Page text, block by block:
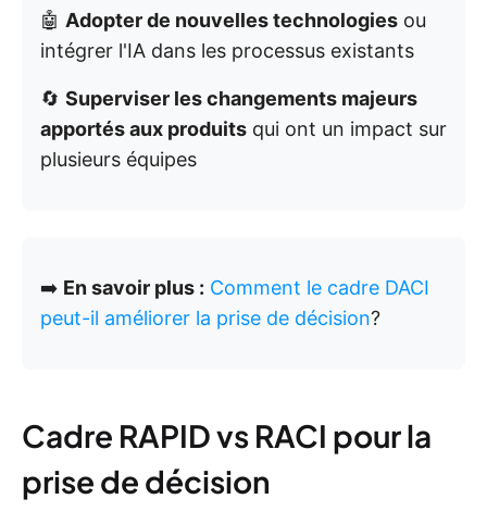
🤖 Adopter de nouvelles technologies ou
intégrer l'IA dans les processus existants
🔄 Superviser les changements majeurs
apportés aux produits qui ont un impact sur
plusieurs équipes
➡️ En savoir plus : Comment le cadre DACI
peut-il améliorer la prise de décision?
Cadre RAPID vs RACI pour la
prise de décision